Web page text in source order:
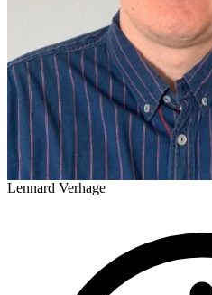
Lennard Verhage